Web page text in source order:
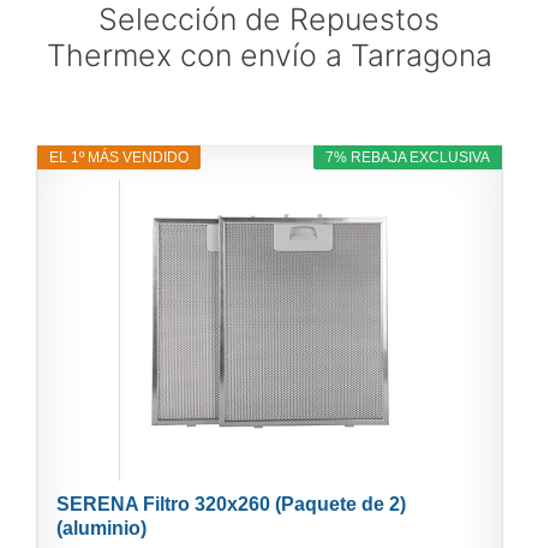
Selección de Repuestos
Thermex con envío a Tarragona
7% REBAJA EXCLUSIVA
EL 1º MÁS VENDIDO
SERENA Filtro 320x260 (Paquete de 2)
(aluminio)